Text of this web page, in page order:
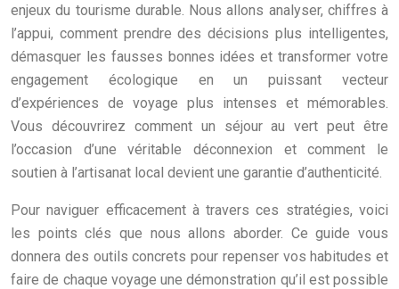
enjeux du tourisme durable. Nous allons analyser, chiffres à
l’appui, comment prendre des décisions plus intelligentes,
démasquer les fausses bonnes idées et transformer votre
engagement écologique en un puissant vecteur
d’expériences de voyage plus intenses et mémorables.
Vous découvrirez comment un séjour au vert peut être
l’occasion d’une véritable déconnexion et comment le
soutien à l’artisanat local devient une garantie d’authenticité.
Pour naviguer efficacement à travers ces stratégies, voici
les points clés que nous allons aborder. Ce guide vous
donnera des outils concrets pour repenser vos habitudes et
faire de chaque voyage une démonstration qu’il est possible